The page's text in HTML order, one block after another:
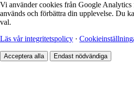
Vi använder cookies från Google Analytics
används och förbättra din upplevelse. Du
val.
Läs vår integritetspolicy ·
Acceptera alla Endast nödvändiga